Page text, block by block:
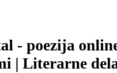
- poezija
| Literarne